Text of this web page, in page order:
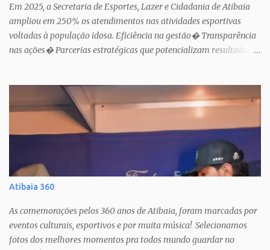
Em 2025, a Secretaria de Esportes, Lazer e Cidadania de Atibaia
ampliou em 250% os atendimentos nas atividades esportivas
voltadas à população idosa. Eficiência na gestão� Transparência
nas ações� Parcerias estratégicas que potencializam resultados.
Atibaia 360
As comemorações pelos 360 anos de Atibaia, foram marcadas por
eventos culturais, esportivos e por muita música! Selecionamos
fotos dos melhores momentos pra todos mundo guardar no